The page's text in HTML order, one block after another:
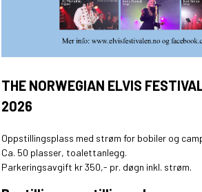
THE NORWEGIAN ELVIS
2026
Oppstillingsplass med strøm for bobiler og
Ca. 50 plasser, toalettanlegg.
Parkeringsavgift kr 350,- pr. døgn inkl. strøm.